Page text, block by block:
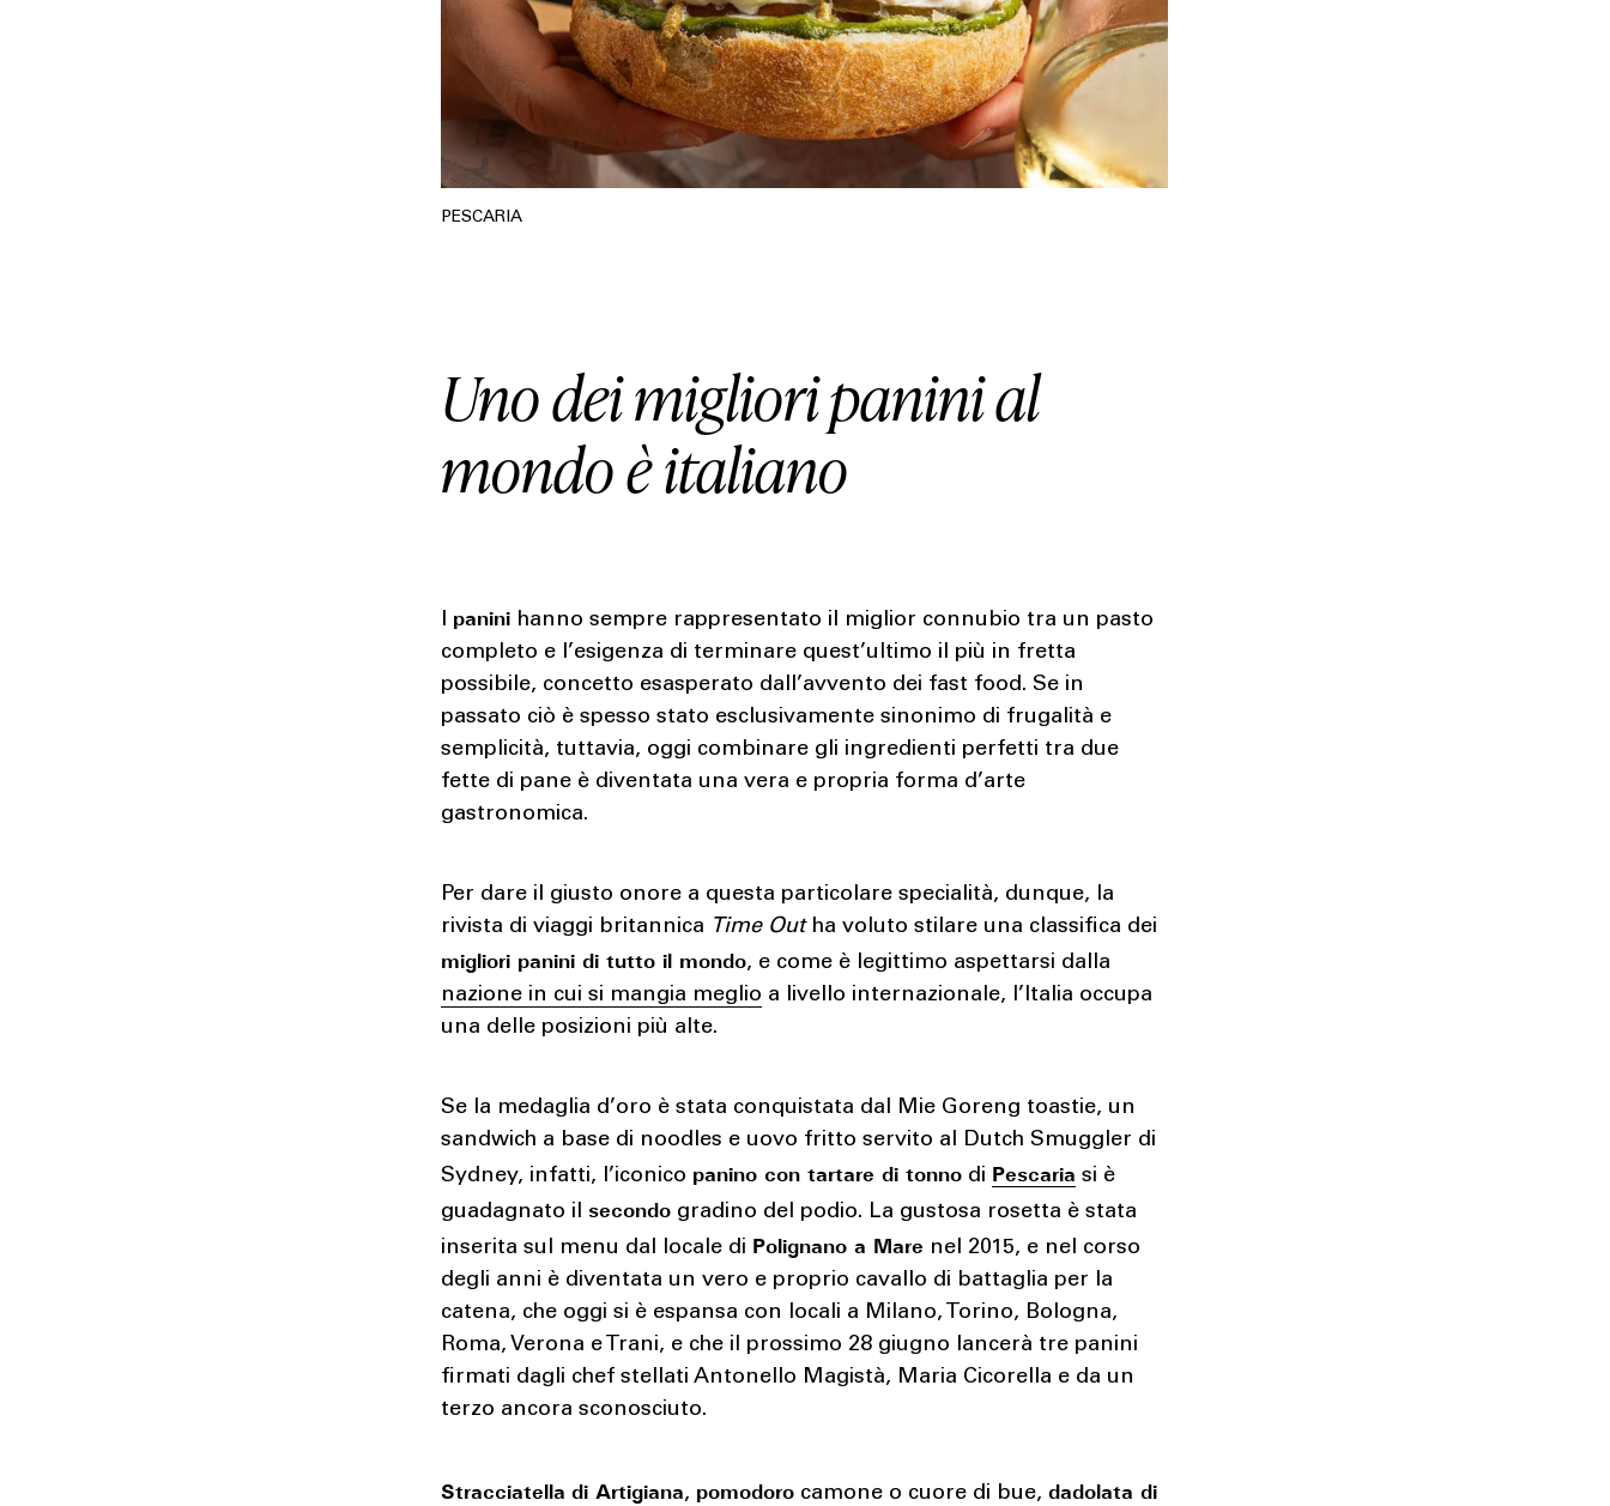
HOUSE
LIFESTYLE
SPORT
TECH
PESCARIA
Uno dei migliori panini al
mondo è italiano
I panini hanno sempre rappresentato il miglior connubio tra un pasto
completo e l’esigenza di terminare quest’ultimo il più in fretta
possibile, concetto esasperato dall’avvento dei fast food. Se in
passato ciò è spesso stato esclusivamente sinonimo di frugalità e
semplicità, tuttavia, oggi combinare gli ingredienti perfetti tra due
fette di pane è diventata una vera e propria forma d’arte
gastronomica.
Per dare il giusto onore a questa particolare specialità, dunque, la
rivista di viaggi britannica Time Outha voluto stilare una classifica dei
migliori panini di tutto il mondo, e come è legittimo aspettarsi dalla
nazione in cui si mangia meglio a livello internazionale, l’Italia occupa
una delle posizioni più alte.
Se la medaglia d’oro è stata conquistata dal Mie Goreng toastie, un
sandwich a base di noodles e uovo fritto servito al Dutch Smuggler di
Sydney, infatti, l’iconico panino con tartare di tonno di Pescaria si è
guadagnato ilsecondo gradino del podio. La gustosa rosetta è stata
inserita sul menu dal locale di Polignano a Mare nel 2015, e nel corso
degli anni è diventata un vero e proprio cavallo di battaglia per la
catena, che oggi si è espansa con locali a Milano, Torino, Bologna,
Roma, Verona e Trani, e che il prossimo 28 giugno lancerà tre panini
firmati dagli chef stellati Antonello Magistà, Maria Cicorella e da un
terzo ancora sconosciuto.
Stracciatella di Artigiana, pomodoro camone o cuore di bue,dadolata di